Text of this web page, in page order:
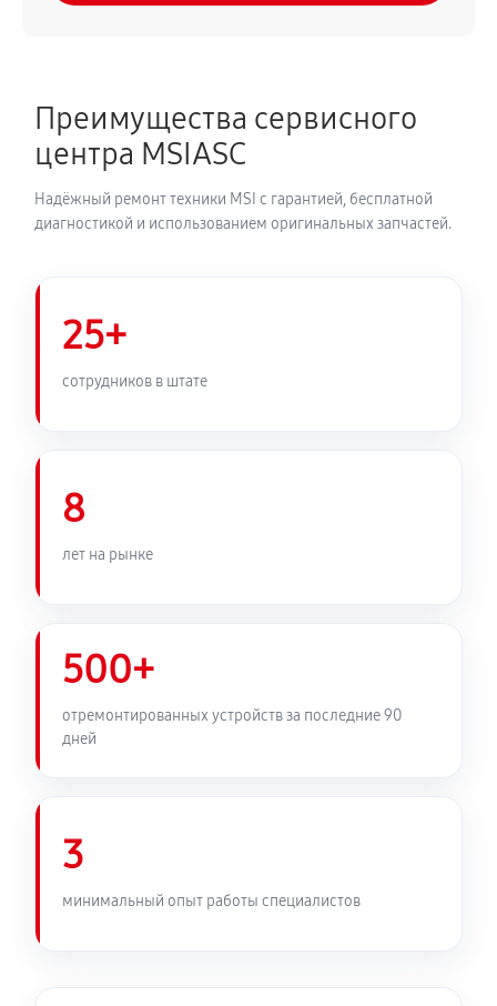
Замена звуковой платы
460 руб
Преимущества сервисного
центра MSIASC
Надёжный ремонт техники MSI с гарантией, бесплатной
диагностикой и использованием оригинальных запчастей.
25+
сотрудников в штате
8
лет на рынке
500+
отремонтированных устройств за последние 90
дней
3
минимальный опыт работы специалистов